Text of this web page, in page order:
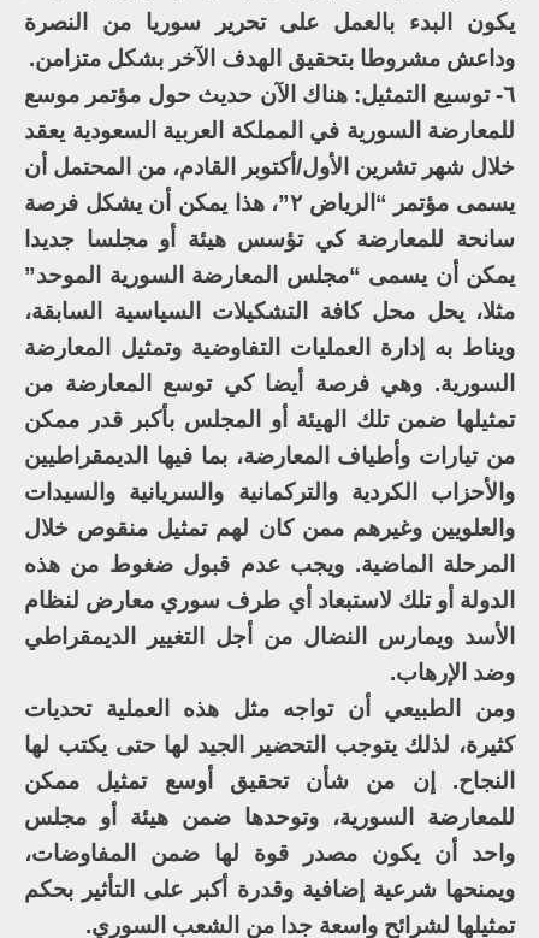
يكون البدء بالعمل على تحرير سوريا من النصرة
وداعش مشروطا بتحقيق الهدف الآخر بشكل متزامن.
٦- توسيع التمثيل: هناك الآن حديث حول مؤتمر موسع
للمعارضة السورية في المملكة العربية السعودية يعقد
خلال شهر تشرين الأول/أكتوبر القادم، من المحتمل أن
يسمى مؤتمر “الرياض ٢”، هذا يمكن أن يشكل فرصة
سانحة للمعارضة كي تؤسس هيئة أو مجلسا جديدا
يمكن أن يسمى “مجلس المعارضة السورية الموحد”
مثلا، يحل محل كافة التشكيلات السياسية السابقة،
ويناط به إدارة العمليات التفاوضية وتمثيل المعارضة
السورية. وهي فرصة أيضا كي توسع المعارضة من
تمثيلها ضمن تلك الهيئة أو المجلس بأكبر قدر ممكن
من تيارات وأطياف المعارضة، بما فيها الديمقراطيين
والأحزاب الكردية والتركمانية والسريانية والسيدات
والعلويين وغيرهم ممن كان لهم تمثيل منقوص خلال
المرحلة الماضية. ويجب عدم قبول ضغوط من هذه
الدولة أو تلك لاستبعاد أي طرف سوري معارض لنظام
الأسد ويمارس النضال من أجل التغيير الديمقراطي
وضد الإرهاب.
ومن الطبيعي أن تواجه مثل هذه العملية تحديات
كثيرة، لذلك يتوجب التحضير الجيد لها حتى يكتب لها
النجاح. إن من شأن تحقيق أوسع تمثيل ممكن
للمعارضة السورية، وتوحدها ضمن هيئة أو مجلس
واحد أن يكون مصدر قوة لها ضمن المفاوضات،
ويمنحها شرعية إضافية وقدرة أكبر على التأثير بحكم
تمثيلها لشرائح واسعة جدا من الشعب السوري.